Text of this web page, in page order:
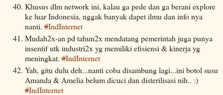
Khusus dlm network ini, kalau ga pede dan ga berani explore
ke luar Indonesia, nggak banyak dapet ilmu dan info nya
nanti. #IndInternet
Mudah2x-an pd tahun2x mendatang pemerintah juga punya
insentif utk industri2x yg memiliki efisiensi & kinerja yg
meningkat. #IndInternet
Yah, gitu dulu deh...nanti coba disambung lagi...ini botol susu
Amanda & Amelia belum dicuci dan disterilisasi nih.. :)
#IndInternet